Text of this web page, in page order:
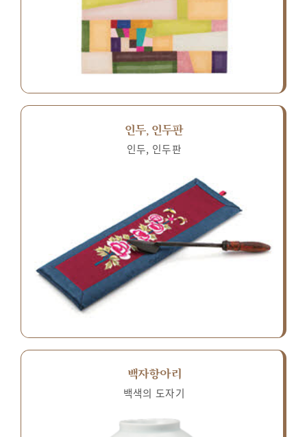
인두, 인두판
인두, 인두판
백자항아리
백색의 도자기